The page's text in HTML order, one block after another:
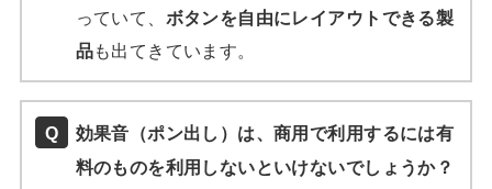
っていて、 ボタンを自由にレイアウトできる製
品も出てきています。
効果音（ポン出し）は、商用で利用するには有
料のものを利用しないといけないでしょうか？